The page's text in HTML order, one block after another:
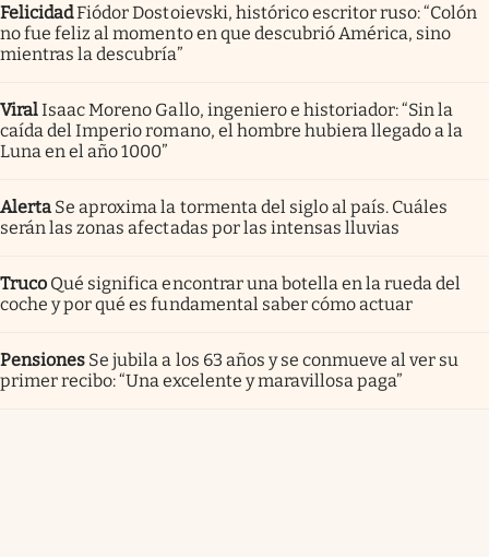
FelicidadFiódor Dostoievski, histórico escritor ruso: “Colón
no fue feliz al momento en que descubrió América, sino
mientras la descubría”
ViralIsaac Moreno Gallo, ingeniero e historiador: “Sin la
caída del Imperio romano, el hombre hubiera llegado a la
Luna en el año 1000”
Alerta Se aproxima la tormenta del siglo al país. Cuáles
serán las zonas afectadas por las intensas lluvias
Truco Qué significa encontrar una botella en la rueda del
coche y por qué es fundamental saber cómo actuar
Pensiones Se jubila a los 63 años y se conmueve al ver su
primer recibo: “Una excelente y maravillosa paga”